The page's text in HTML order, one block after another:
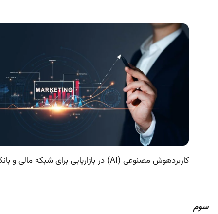
کاربردهوش مصنوعی (AI) در بازاریابی برای شبکه مالی و بانکی
سوم